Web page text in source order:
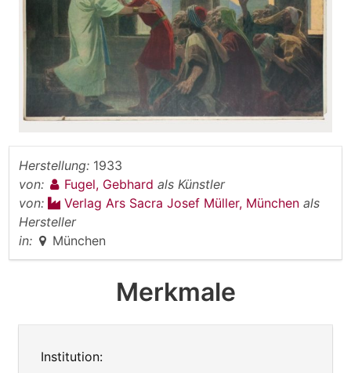
Herstellung: 1933
von:
Fugel, Gebhard als Künstler
von:
Verlag Ars Sacra Josef Müller, München als
Hersteller
in:
München
Merkmale
Institution: